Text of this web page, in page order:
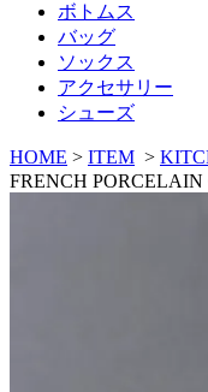
ボトムス
バッグ
ソックス
アクセサリー
シューズ
HOME > ITEM >
FRENCH